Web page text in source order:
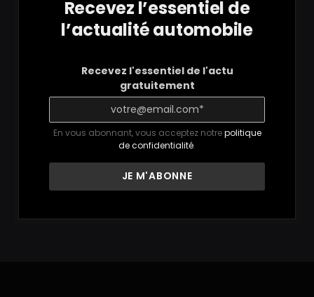
Recevez l’essentiel de
l’actualité automobile
Recevez l'essentiel de l'actu
gratuitement
En vous abonnant, vous acceptez notrepolitique
de confidentialité.